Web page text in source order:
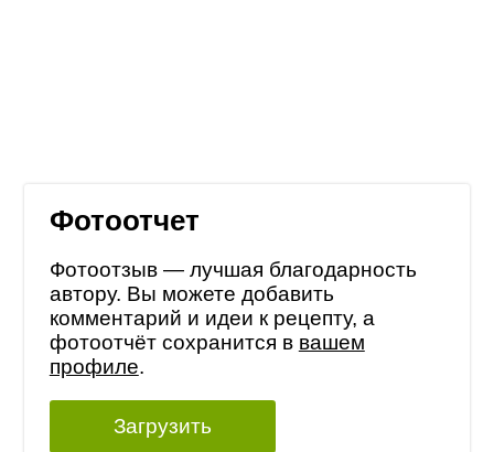
Фотоотчет
Фотоотзыв — лучшая благодарность
автору. Вы можете добавить
комментарий и идеи к рецепту, а
фотоотчёт сохранится в вашем
профиле.
Загрузить